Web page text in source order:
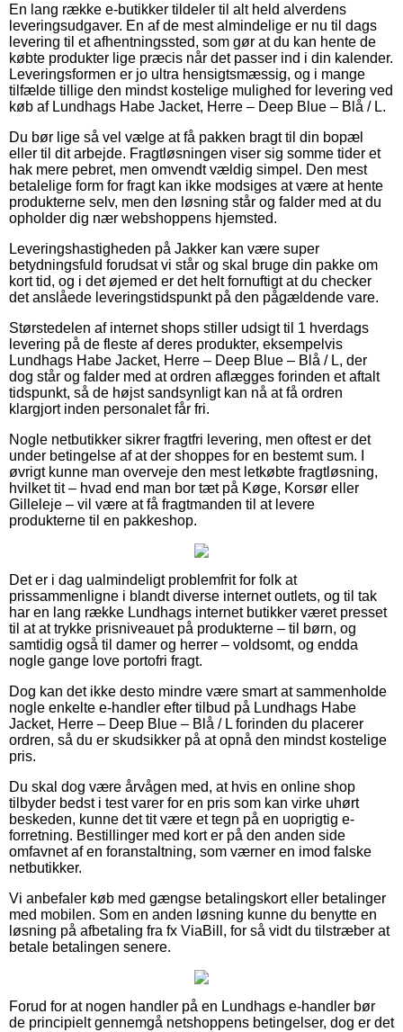
En lang række e-butikker tildeler til alt held alverdens
leveringsudgaver. En af de mest almindelige er nu til dags
levering til et afhentningssted, som gør at du kan hente de
købte produkter lige præcis når det passer ind i din kalender.
Leveringsformen er jo ultra hensigtsmæssig, og i mange
tilfælde tillige den mindst kostelige mulighed for levering ved
køb af Lundhags Habe Jacket, Herre – Deep Blue – Blå / L.
Du bør lige så vel vælge at få pakken bragt til din bopæl
eller til dit arbejde. Fragtløsningen viser sig somme tider et
hak mere pebret, men omvendt vældig simpel. Den mest
betalelige form for fragt kan ikke modsiges at være at hente
produkterne selv, men den løsning står og falder med at du
opholder dig nær webshoppens hjemsted.
Leveringshastigheden på Jakker kan være super
betydningsfuld forudsat vi står og skal bruge din pakke om
kort tid, og i det øjemed er det helt fornuftigt at du checker
det anslåede leveringstidspunkt på den pågældende vare.
Størstedelen af internet shops stiller udsigt til 1 hverdags
levering på de fleste af deres produkter, eksempelvis
Lundhags Habe Jacket, Herre – Deep Blue – Blå / L, der
dog står og falder med at ordren aflægges forinden et aftalt
tidspunkt, så de højst sandsynligt kan nå at få ordren
klargjort inden personalet får fri.
Nogle netbutikker sikrer fragtfri levering, men oftest er det
under betingelse af at der shoppes for en bestemt sum. I
øvrigt kunne man overveje den mest letkøbte fragtløsning,
hvilket tit – hvad end man bor tæt på Køge, Korsør eller
Gilleleje – vil være at få fragtmanden til at levere
produkterne til en pakkeshop.
Det er i dag ualmindeligt problemfrit for folk at
prissammenligne i blandt diverse internet outlets, og til tak
har en lang række Lundhags internet butikker været presset
til at at trykke prisniveauet på produkterne – til børn, og
samtidig også til damer og herrer – voldsomt, og endda
nogle gange love portofri fragt.
Dog kan det ikke desto mindre være smart at sammenholde
nogle enkelte e-handler efter tilbud på Lundhags Habe
Jacket, Herre – Deep Blue – Blå / L forinden du placerer
ordren, så du er skudsikker på at opnå den mindst kostelige
pris.
Du skal dog være årvågen med, at hvis en online shop
tilbyder bedst i test varer for en pris som kan virke uhørt
beskeden, kunne det tit være et tegn på en uoprigtig e-
forretning. Bestillinger med kort er på den anden side
omfavnet af en foranstaltning, som værner en imod falske
netbutikker.
Vi anbefaler køb med gængse betalingskort eller betalinger
med mobilen. Som en anden løsning kunne du benytte en
løsning på afbetaling fra fx ViaBill, for så vidt du tilstræber at
betale betalingen senere.
Forud for at nogen handler på en Lundhags e-handler bør
de principielt gennemgå netshoppens betingelser, dog er det